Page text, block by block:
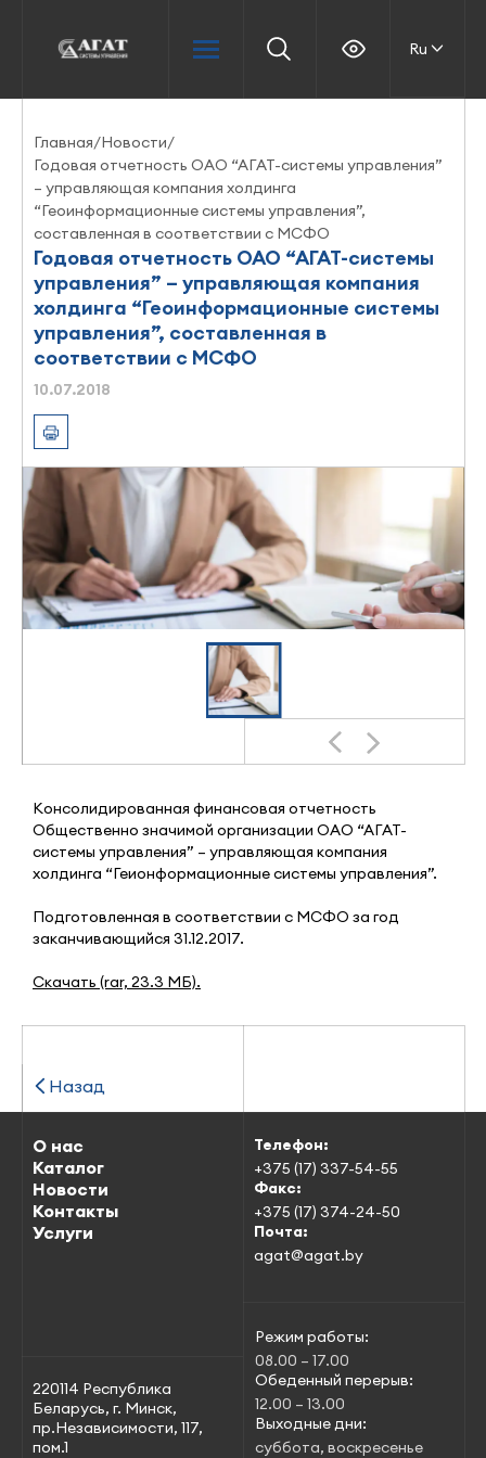
Ru
Главная/Новости/
Годовая отчетность ОАО “АГАТ-системы управления”
– управляющая компания холдинга
“Геоинформационные системы управления”,
составленная в соответствии с МСФО
Годовая отчетность ОАО “АГАТ-системы
управления” – управляющая компания
холдинга “Геоинформационные системы
управления”, составленная в
соответствии с МСФО
10.07.2018
Консолидированная финансовая отчетность
Общественно значимой организации ОАО “АГАТ-
системы управления” – управляющая компания
холдинга “Геионформационные системы управления”.
Подготовленная в соответствии с МСФО за год
заканчивающийся 31.12.2017.
Скачать (rar, 23.3 МБ).
Назад
О нас
Каталог
Новости
Контакты
Услуги
Режим работы:
08.00 – 17.00
Обеденный перерыв:
12.00 – 13.00
Выходные дни:
суббота, воскресенье
Телефон:
+375 (17) 337-54-55
Факс:
+375 (17) 374-24-50
Почта:
agat@agat.by
220114 Республика
Беларусь, г. Минск,
пр.Независимости, 117,
пом.1